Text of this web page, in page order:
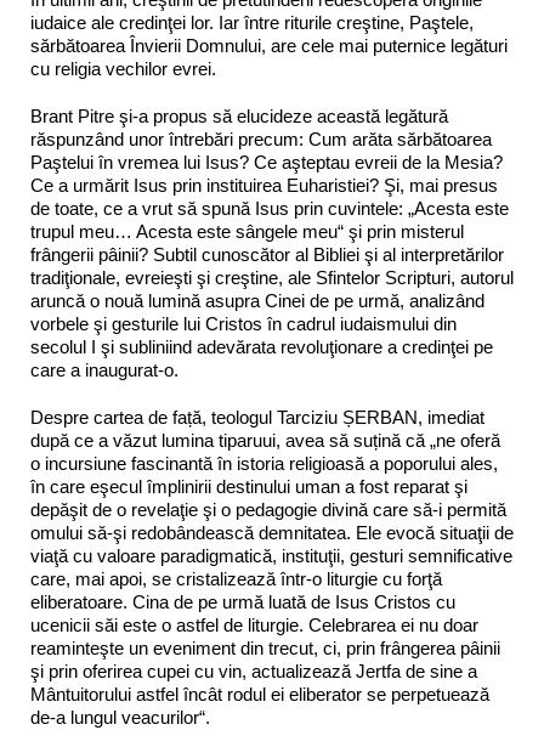
iudaice ale credinţei lor. Iar între riturile creştine, Paştele,
sărbătoarea Învierii Domnului, are cele mai puternice legături
cu religia vechilor evrei.
Brant Pitre şi-a propus să elucideze această legătură
răspunzând unor întrebări precum: Cum arăta sărbătoarea
Paştelui în vremea lui Isus? Ce aşteptau evreii de la Mesia?
Ce a urmărit Isus prin instituirea Euharistiei? Şi, mai presus
de toate, ce a vrut să spună Isus prin cuvintele: „Acesta este
trupul meu… Acesta este sângele meu“ şi prin misterul
frângerii pâinii? Subtil cunoscător al Bibliei şi al interpretărilor
tradiţionale, evreieşti şi creştine, ale Sfintelor Scripturi, autorul
aruncă o nouă lumină asupra Cinei de pe urmă, analizând
vorbele şi gesturile lui Cristos în cadrul iudaismului din
secolul I şi subliniind adevărata revoluţionare a credinţei pe
care a inaugurat-o.
Despre cartea de față, teologul Tarciziu ȘERBAN, imediat
după ce a văzut lumina tiparuui, avea să suțină că „ne oferă
o incursiune fascinantă în istoria religioasă a poporului ales,
în care eşecul împlinirii destinului uman a fost reparat şi
depăşit de o revelaţie şi o pedagogie divină care să-i permită
omului să-şi redobândească demnitatea. Ele evocă situaţii de
viaţă cu valoare paradigmatică, instituţii, gesturi semnificative
care, mai apoi, se cristalizează într-o liturgie cu forţă
eliberatoare. Cina de pe urmă luată de Isus Cristos cu
ucenicii săi este o astfel de liturgie. Celebrarea ei nu doar
reaminteşte un eveniment din trecut, ci, prin frângerea pâinii
şi prin oferirea cupei cu vin, actualizează Jertfa de sine a
Mântuitorului astfel încât rodul ei eliberator se perpetuează
de-a lungul veacurilor“.